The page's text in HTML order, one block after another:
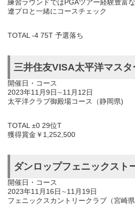
練習ラウンドではPGAツアー経験豊富
遼プロと一緒にコースチェック
TOTAL -4 75T 予選落ち
三井住友VISA太平洋マスタ
開催日・コース
2023年11月9日∼11月12日
太平洋クラブ御殿場コース（静岡県)
TOTAL ±0 29位T
獲得賞金￥1,252,500
ダンロップフェニックスト
開催日・コース
2023年11月16日∼11月19日
フェニックスカントリークラブ（宮崎